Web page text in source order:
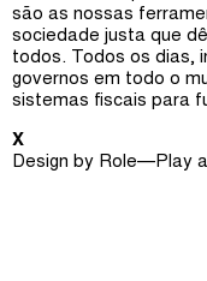
The
são as nossas
sociedade justa que
todos. Todos os dias,
governos em todo o
sistemas fiscais para
X
Design by Role—Play